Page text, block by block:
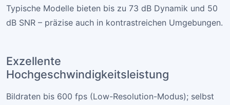
Typische Modelle bieten bis zu 73 dB Dynamik und 50
dB SNR – präzise auch in kontrastreichen Umgebungen.
Exzellente
Hochgeschwindigkeitsleistung
Bildraten bis 600 fps (Low-Resolution-Modus); selbst